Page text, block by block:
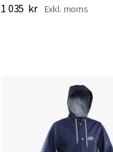
1 035 kr